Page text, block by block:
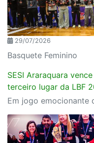
29/07/2026
Basquete Feminino
SESI Araraquara
terceiro lugar da LBF